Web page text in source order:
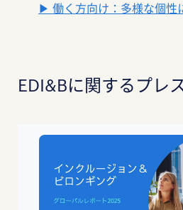
▶ 働く方向け：多様な個性
EDI&Bに関するプレ